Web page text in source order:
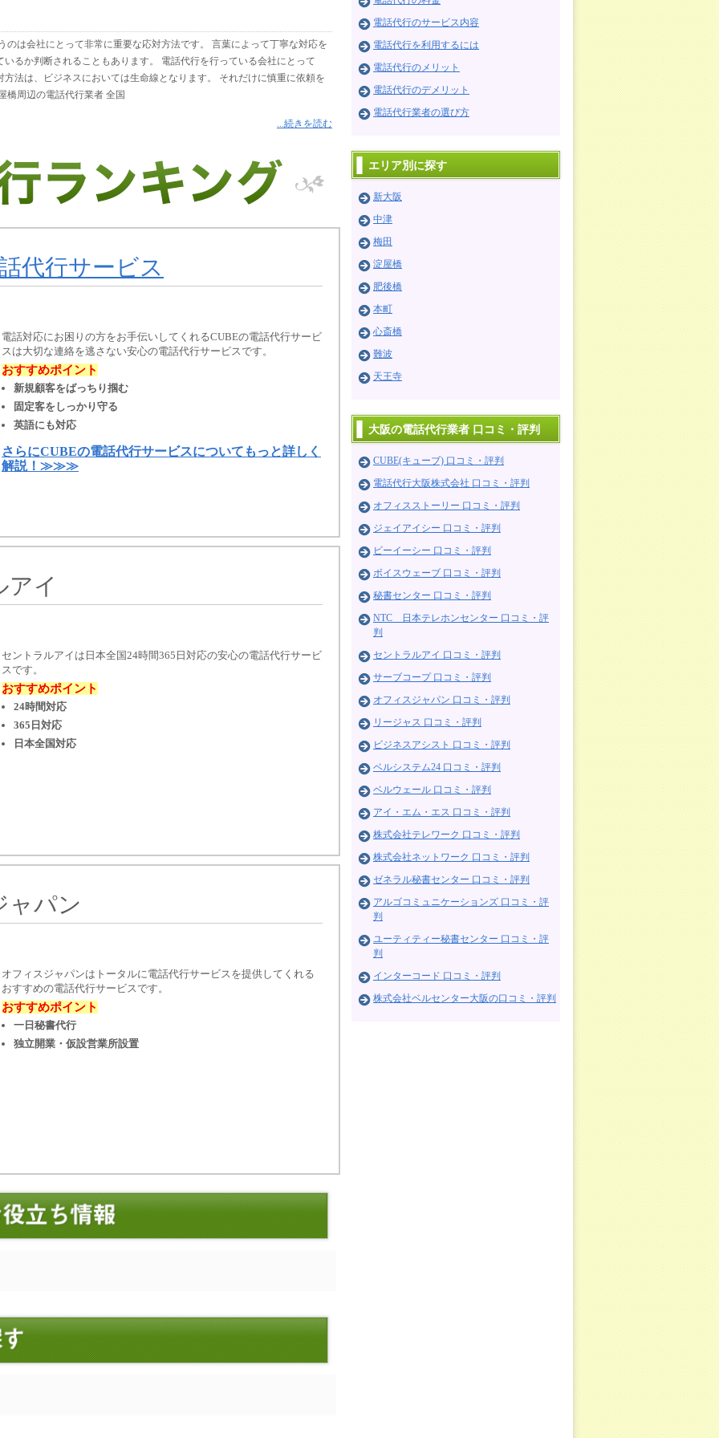
のは会社にとって非常に重要な応対方法です。 言葉によって丁寧な対応を
るか判断されることもあります。 電話代行を行っている会社にとって
法は、ビジネスにおいては生命線となります。 それだけに慎重に依頼を
橋周辺の電話代行業者 全国
...続きを読む
代行サービス
電話対応にお困りの方をお手伝いしてくれるCUBEの電話代行サービ
スは大切な連絡を逃さない安心の電話代行サービスです。
おすすめポイント
新規顧客をばっちり掴む
固定客をしっかり守る
英語にも対応
さらにCUBEの電話代行サービスについてもっと詳しく
解説！≫≫≫
アイ
セントラルアイは日本全国24時間365日対応の安心の電話代行サービ
スです。
おすすめポイント
24時間対応
365日対応
日本全国対応
ャパン
オフィスジャパンはトータルに電話代行サービスを提供してくれる
おすすめの電話代行サービスです。
おすすめポイント
一日秘書代行
独立開業・仮設営業所設置
電話代行のサービス内容
電話代行を利用するには
電話代行のメリット
電話代行のデメリット
電話代行業者の選び方
エリア別に探す
新大阪
中津
梅田
淀屋橋
肥後橋
本町
心斎橋
難波
天王寺
大阪の電話代行業者 口コミ・評判
CUBE(キューブ) 口コミ・評判
電話代行大阪株式会社 口コミ・評判
オフィスストーリー 口コミ・評判
ジェイアイシー 口コミ・評判
ビーイーシー 口コミ・評判
ボイスウェーブ 口コミ・評判
秘書センター 口コミ・評判
NTC 日本テレホンセンター 口コミ・評
判
セントラルアイ 口コミ・評判
サーブコープ 口コミ・評判
オフィスジャパン 口コミ・評判
リージャス 口コミ・評判
ビジネスアシスト 口コミ・評判
ベルシステム24 口コミ・評判
ベルウェール 口コミ・評判
アイ・エム・エス 口コミ・評判
株式会社テレワーク 口コミ・評判
株式会社ネットワーク 口コミ・評判
ゼネラル秘書センター 口コミ・評判
アルゴコミュニケーションズ 口コミ・評
判
ユーティティー秘書センター 口コミ・評
判
インターコード 口コミ・評判
株式会社ベルセンター大阪の口コミ・評判